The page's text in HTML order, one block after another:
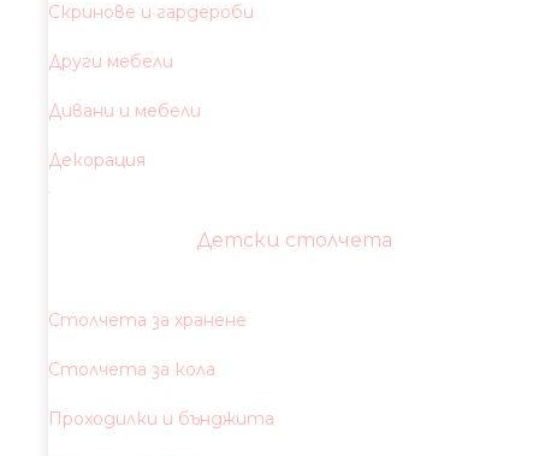
Скринове и гардероби
Други мебели
Дивани и мебели
Декорация
Детски столчета
Столчета за хранене
Столчета за кола
Проходилки и бънджита